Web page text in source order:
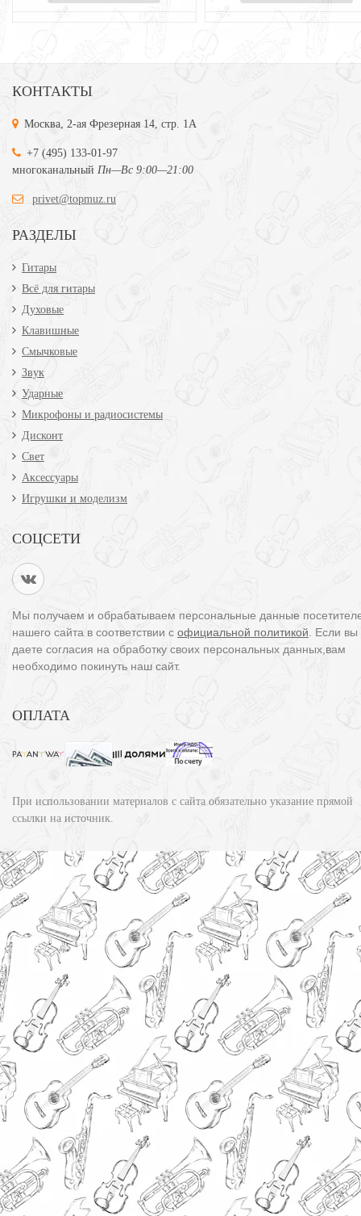
КОНТАКТЫ
Москва, 2-ая Фрезерная 14, стр. 1А
+7 (495) 133-01-97
многоканальный Пн—Вс 9:00—21:00
privet@topmuz.ru
РАЗДЕЛЫ
Гитары
Всё для гитары
Духовые
Клавишные
Смычковые
Звук
Ударные
Микрофоны и радиосистемы
Дисконт
Свет
Аксессуары
Игрушки и моделизм
СОЦСЕТИ
Мы получаем и обрабатываем персональные данные
нашего сайта в соответствии с официальной политикой . Если
даете согласия на обработку своих персональных данных,вам
необходимо покинуть наш сайт.
ОПЛАТА
При использовании материалов с сайта обязательно указание прямой
ссылки на источник.